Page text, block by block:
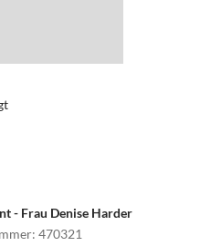
- Frau Denise Harder
: 470321